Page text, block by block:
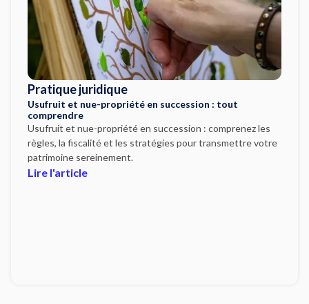
Pratique juridique
Usufruit et nue-propriété en succession : tout
comprendre
Usufruit et nue-propriété en succession : comprenez les
règles, la fiscalité et les stratégies pour transmettre votre
patrimoine sereinement.
Lire l'article